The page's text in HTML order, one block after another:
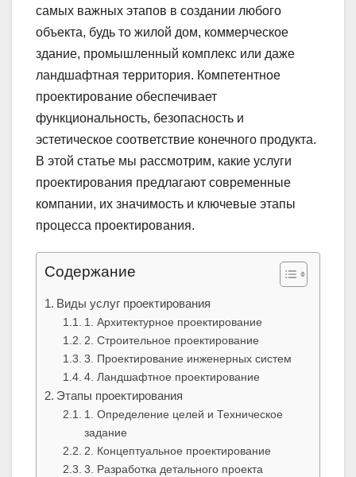
самых важных этапов в создании любого
объекта, будь то жилой дом, коммерческое
здание, промышленный комплекс или даже
ландшафтная территория. Компетентное
проектирование обеспечивает
функциональность, безопасность и
эстетическое соответствие конечного продукта.
В этой статье мы рассмотрим, какие услуги
проектирования предлагают современные
компании, их значимость и ключевые этапы
процесса проектирования.
Содержание
Виды услуг проектирования
1. Архитектурное проектирование
2. Строительное проектирование
3. Проектирование инженерных систем
4. Ландшафтное проектирование
Этапы проектирования
1. Определение целей и Техническое
задание
2. Концептуальное проектирование
3. Разработка детального проекта